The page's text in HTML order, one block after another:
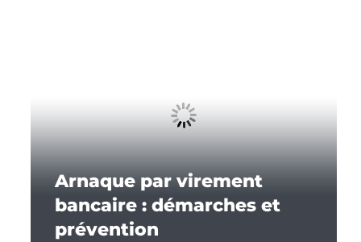
Arnaque par virement
bancaire : démarches et
prévention